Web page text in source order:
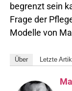
begrenzt sein
Frage der
Modelle von
Über Letzte